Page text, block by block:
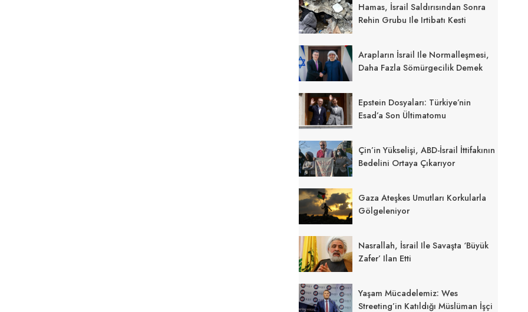
Hamas, İsrail Saldırısından Sonra
Rehin Grubu Ile Irtibatı Kesti
Arapların İsrail Ile Normalleşmesi,
Daha Fazla Sömürgecilik Demek
Epstein Dosyaları: Türkiye’nin
Esad’a Son Ültimatomu
Çin’in Yükselişi, ABD-İsrail İttifakının
Bedelini Ortaya Çıkarıyor
Gaza Ateşkes Umutları Korkularla
Gölgeleniyor
Nasrallah, İsrail Ile Savaşta ‘büyük
Zafer’ Ilan Etti
Yaşam Mücadelemiz: Wes
Streeting’in Katıldığı Müslüman İşçi